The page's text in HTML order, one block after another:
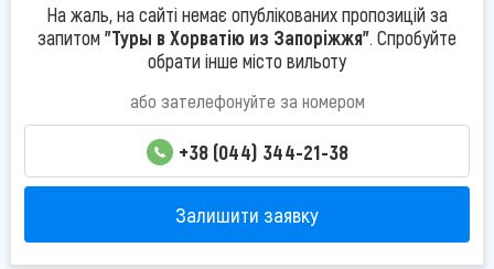
На жаль, на сайті немає опублікованих пропозицій за
запитом "Туры в Хорватію из Запоріжжя". Спробуйте
обрати інше місто вильоту
або зателефонуйте за номером
+38 (044) 344-21-38
Залишити заявку